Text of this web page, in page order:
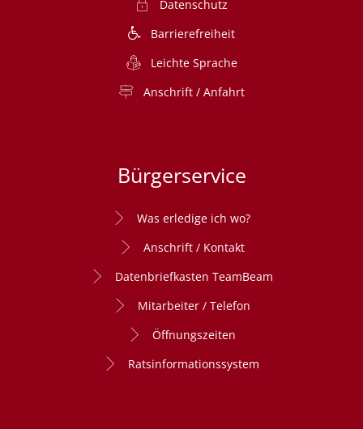
Datenschutz
Barrierefreiheit
Leichte Sprache
Anschrift / Anfahrt
Bürgerservice
Was erledige ich wo?
Anschrift / Kontakt
Datenbriefkasten TeamBeam
Mitarbeiter / Telefon
Öffnungszeiten
Ratsinformationssystem